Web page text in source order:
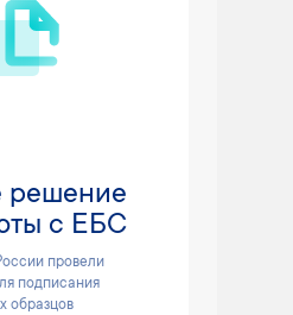
решение
с ЕБС
провели
подписания
образцов